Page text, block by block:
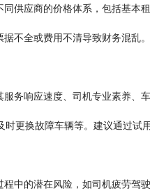
供应商的价格体系，包括基本
不全或费用不清导致财务混乱
务响应速度、司机专业素养、
更换故障车辆等。建议通过试
中的潜在风险，如司机疲劳驾